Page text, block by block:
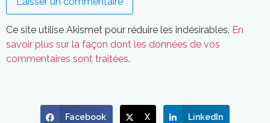
Ce site utilise Akismet pour réduire les indésirables. En
savoir plus sur la façon dont les données de vos
commentaires sont traitées.
Facebook X LinkedIn